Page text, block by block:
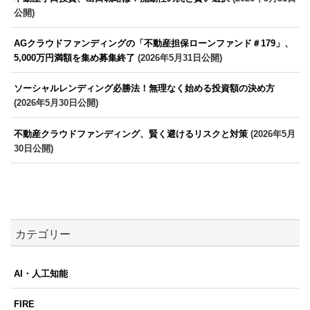
公開)
AGクラウドファンディングの「不動産担保ローンファンド＃179」、
5,000万円満額を集め募集終了 (2026年5月31日公開)
ソーシャルレンディング必勝法！無理なく始める投資額の決め方
(2026年5月30日公開)
不動産クラウドファンディング、賢く避けるリスクと対策 (2026年5月
30日公開)
カテゴリー
AI・人工知能
FIRE